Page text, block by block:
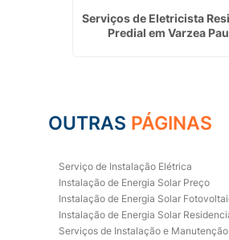
Serviços de Eletricista
Predial em Varzea
OUTRAS PÁGINAS
Serviço de Instalação Elétrica
Instalação de Energia Solar Preço
Instalação de Energia Solar
Instalação de Energia Solar
Serviços de Instalação e